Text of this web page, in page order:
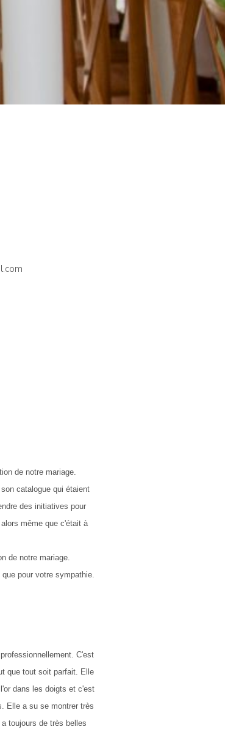
de notre mariage.
catalogue qui étaient
des initiatives pour
même que c'était à
de notre mariage.
pour votre sympathie.
C'est
que tout soit parfait. Elle
dans les doigts et c'est
Elle a su se montrer très
toujours de très belles